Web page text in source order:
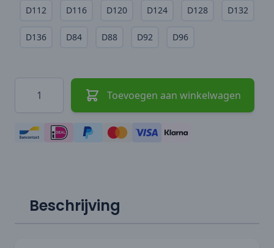
D112 D116 D120 D124 D128 D132
D136 D84 D88 D92 D96
Hoeveelheid
Toevoegen aan winkelwagen
Beschrijving